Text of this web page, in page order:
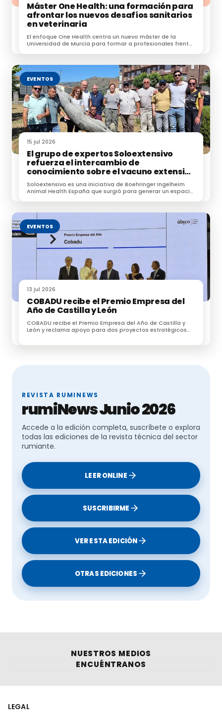
Máster One Health: una formación para
afrontar los nuevos desafíos sanitarios
en veterinaria
El enfoque One Health centra un nuevo máster de la
Universidad de Murcia para formar a profesionales frente
EVENTOS
15 jul 2026
El grupo de expertos Soloextensivo
refuerza el intercambio de
conocimiento sobre el vacuno extensivo
en su encuentro anual
Soloextensivo es una iniciativa de Boehringer Ingelheim
Animal Health España que surgió para generar un espacio
EVENTOS
13 jul 2026
COBADU recibe el Premio Empresa del
Año de Castilla y León
COBADU recibe el Premio Empresa del Año de Castilla y
León y reclama apoyo para dos proyectos estratégicos
REVISTA RUMINEWS
rumiNews Junio 2026
Accede a la edición completa, suscríbete o explora
todas las ediciones de la revista técnica del sector
rumiante.
LEER ONLINE
SUSCRIBIRME
VER ESTA EDICIÓN
OTRAS EDICIONES
NUESTROS MEDIOS
ENCUÉNTRANOS
LEGAL